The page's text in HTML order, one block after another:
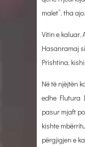
malet”, tha ajo.
Vitin e kaluar,
Hasanramaj
Prishtina,
Në të njëjtën
edhe Flutura
pasur mjaft
kishte
përgjigjen e